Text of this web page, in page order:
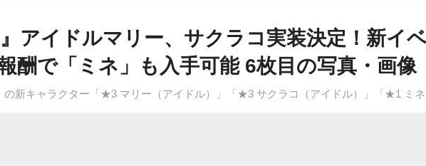
』アイドルマリー、サクラコ実装決定！新イ
酬で「ミネ」も入手可能 6枚目の写真・画像
の新キャラクター「★3 マリー（アイドル）」「★3 サクラコ（アイドル）」「★1 ミネ